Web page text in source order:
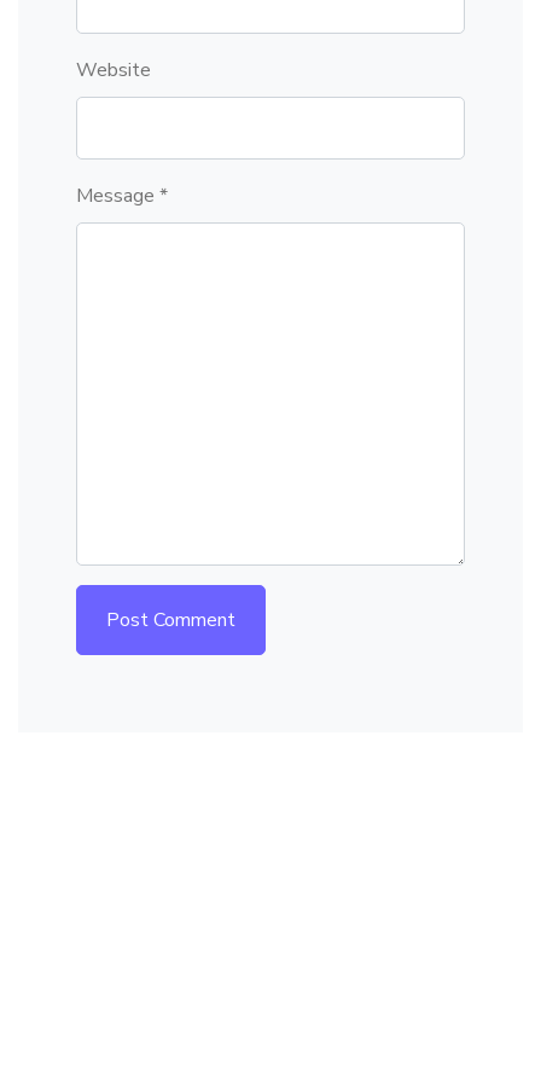
Website
Message *
Post Comment